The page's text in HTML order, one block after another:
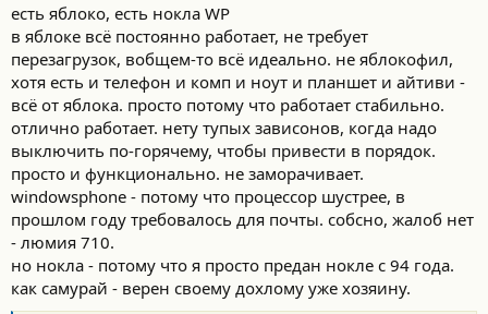
есть яблоко, есть нокла WP
в яблоке всё постоянно работает, не требует
перезагрузок, вобщем-то всё идеально. не яблокофил,
хотя есть и телефон и комп и ноут и планшет и айтиви -
всё от яблока. просто потому что работает стабильно.
отлично работает. нету тупых зависонов, когда надо
выключить по-горячему, чтобы привести в порядок.
просто и функционально. не заморачивает.
windowsphone - потому что процессор шустрее, в
прошлом году требовалось для почты. собсно, жалоб нет
- люмия 710.
но нокла - потому что я просто предан нокле с 94 года.
как самурай - верен своему дохлому уже хозяину.